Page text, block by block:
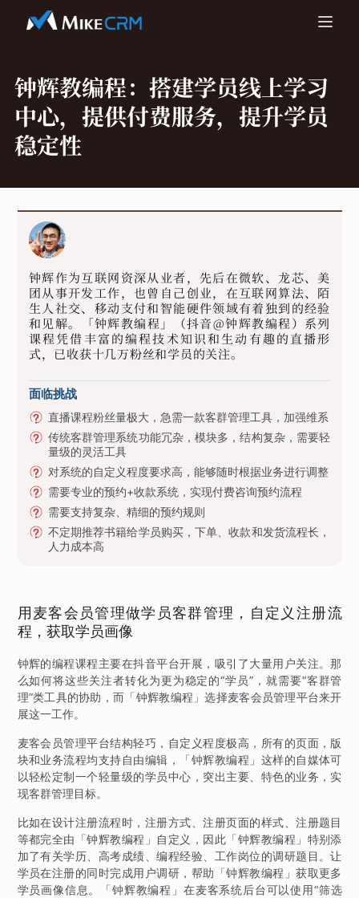
钟辉教编程： 搭建学员线上学习
中心，提供付费服务，提升学员
稳定性
钟辉作为互联网资深从业者，先后在微软、龙芯、美
团从事开发工作，也曾自己创业，在互联网算法、陌
生人社交、移动支付和智能硬件领域有着独到的经验
和见解。「钟辉教编程」（抖音@钟辉教编程）系列
课程凭借丰富的编程技术知识和生动有趣的直播形
式，已收获十几万粉丝和学员的关注。
面临挑战
直播课程粉丝量极大，急需一款客群管理工具，加强维系
传统客群管理系统功能冗杂，模块多，结构复杂，需要轻
量级的灵活工具
对系统的自定义程度要求高，能够随时根据业务进行调整
需要专业的预约+收款系统，实现付费咨询预约流程
需要支持复杂、精细的预约规则
不定期推荐书籍给学员购买，下单、收款和发货流程长，
人力成本高
用麦客会员管理做学员客群管理，自定义注册流
程，获取学员画像
钟辉的编程课程主要在抖音平台开展，吸引了大量用户关注。那
么如何将这些关注者转化为更为稳定的“学员”，就需要“客群管
理”类工具的协助，而「钟辉教编程」选择麦客会员管理平台来开
展这一工作。
麦客会员管理平台结构轻巧，自定义程度极高，所有的页面，版
块和业务流程均支持自由编辑，「钟辉教编程」这样的自媒体可
以轻松定制一个轻量级的学员中心，突出主要、特色的业务，实
现客群管理目标。
比如在设计注册流程时，注册方式、注册页面的样式、注册题目
等都完全由「钟辉教编程」自定义，因此「钟辉教编程」特别添
加了有关学历、高考成绩、编程经验、工作岗位的调研题目。让
学员在注册的同时完成用户调研，帮助「钟辉教编程」获取更多
学员画像信息。「钟辉教编程」在麦客系统后台可以使用“筛选